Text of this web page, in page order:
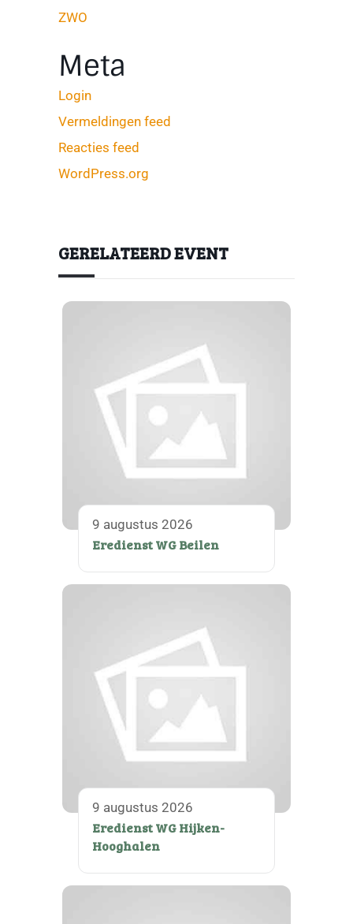
ZWO
Meta
Login
Vermeldingen feed
Reacties feed
WordPress.org
GERELATEERD EVENT
9 augustus 2026
Eredienst WG Beilen
9 augustus 2026
Eredienst WG Hijken-
Hooghalen